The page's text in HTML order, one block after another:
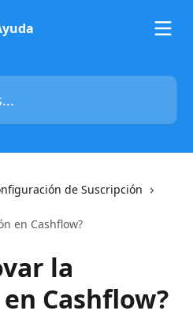
de Suscripción
en Cashflow?
la
Cashflow?